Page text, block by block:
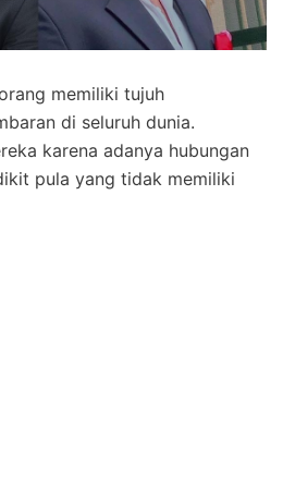
memiliki tujuh
di seluruh dunia.
karena adanya hubungan
pula yang tidak memiliki